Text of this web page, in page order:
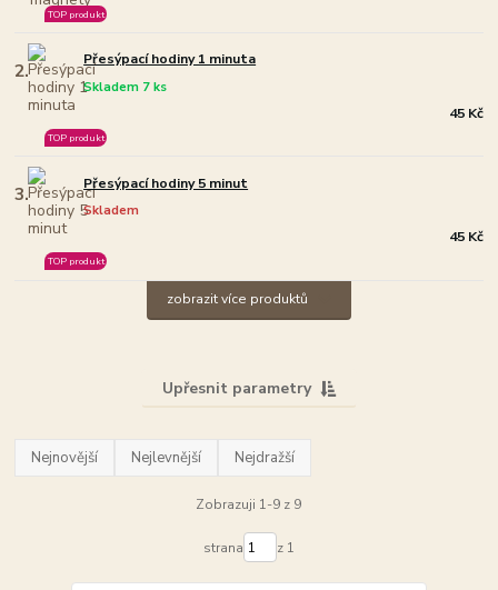
TOP produkt
2. Přesýpací hodiny 1 minuta
Skladem 7 ks
TOP produkt
45 Kč
3. Přesýpací hodiny 5 minut
Skladem
TOP produkt
45 Kč
zobrazit více produktů
Upřesnit parametry
Nejnovější Nejlevnější Nejdražší
Zobrazuji 1-9 z 9
strana z 1